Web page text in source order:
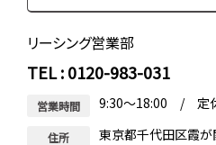
リーシング営業部
TEL : 0120-983-031
営業時間 9:30～18:00 / 定休
住所
東京都千代田区霞